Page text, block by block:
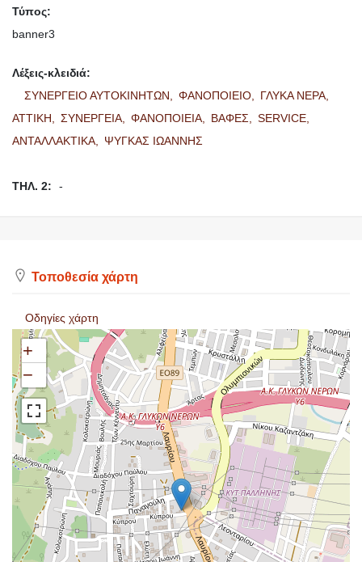
Τύπος:
banner3
Λέξεις-κλειδιά:
ΣΥΝΕΡΓΕΙΟ ΑΥΤΟΚΙΝΗΤΩΝ,
ΦΑΝΟΠΟΙΕΙΟ,
ΓΛΥΚΑ ΝΕΡΑ,
ΑΤΤΙΚΗ,
ΣΥΝΕΡΓΕΙΑ, ΦΑΝΟΠΟΙΕΙΑ, ΒΑΦΕΣ,
SERVICE,
ΑΝΤΑΛΛΑΚΤΙΚΑ,
ΨΥΓΚΑΣ ΙΩΑΝΝΗΣ
ΤΗΛ. 2: -
Τοποθεσία χάρτη
Οδηγίες χάρτη
+
−